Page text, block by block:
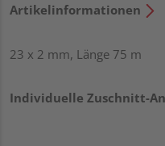
Artikelinformationen
23 x 2 mm, Länge 75 m
Individuelle Zuschnitt-